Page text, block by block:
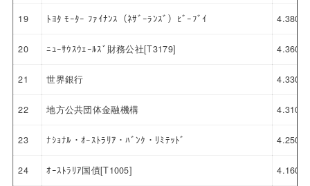
19 ﾄﾖﾀ ﾓｰﾀｰ ﾌｧｲﾅﾝｽ（ﾈｻﾞｰﾗﾝｽﾞ）ﾋﾞｰﾌﾞｲ 4.380
20 ﾆｭｰｻｳｽｳｪｰﾙｽﾞ財務公社[T3179] 4.360
21 世界銀行 4.330
22 地方公共団体金融機構 4.310
23 ﾅｼｮﾅﾙ・ｵｰｽﾄﾗﾘｱ・ﾊﾞﾝｸ・ﾘﾐﾃｯﾄﾞ 4.250
24 ｵｰｽﾄﾗﾘｱ国債[T1005] 4.160